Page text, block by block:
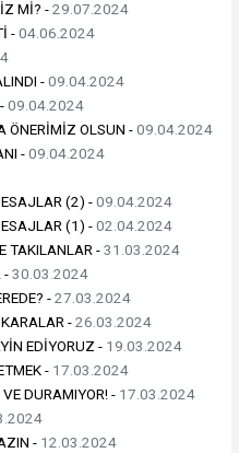
Mİ? -29.07.2024
-04.06.2024
-09.04.2024
09.04.2024
ÖNERİMİZ OLSUN -09.04.2024
-09.04.2024
(2) -09.04.2024
(1) -02.04.2024
TAKILANLAR -31.03.2024
-30.03.2024
-27.03.2024
-26.03.2024
EDİYORUZ - 19.03.2024
- 17.03.2024
DURAMIYOR! - 17.03.2024
- 12.03.2024